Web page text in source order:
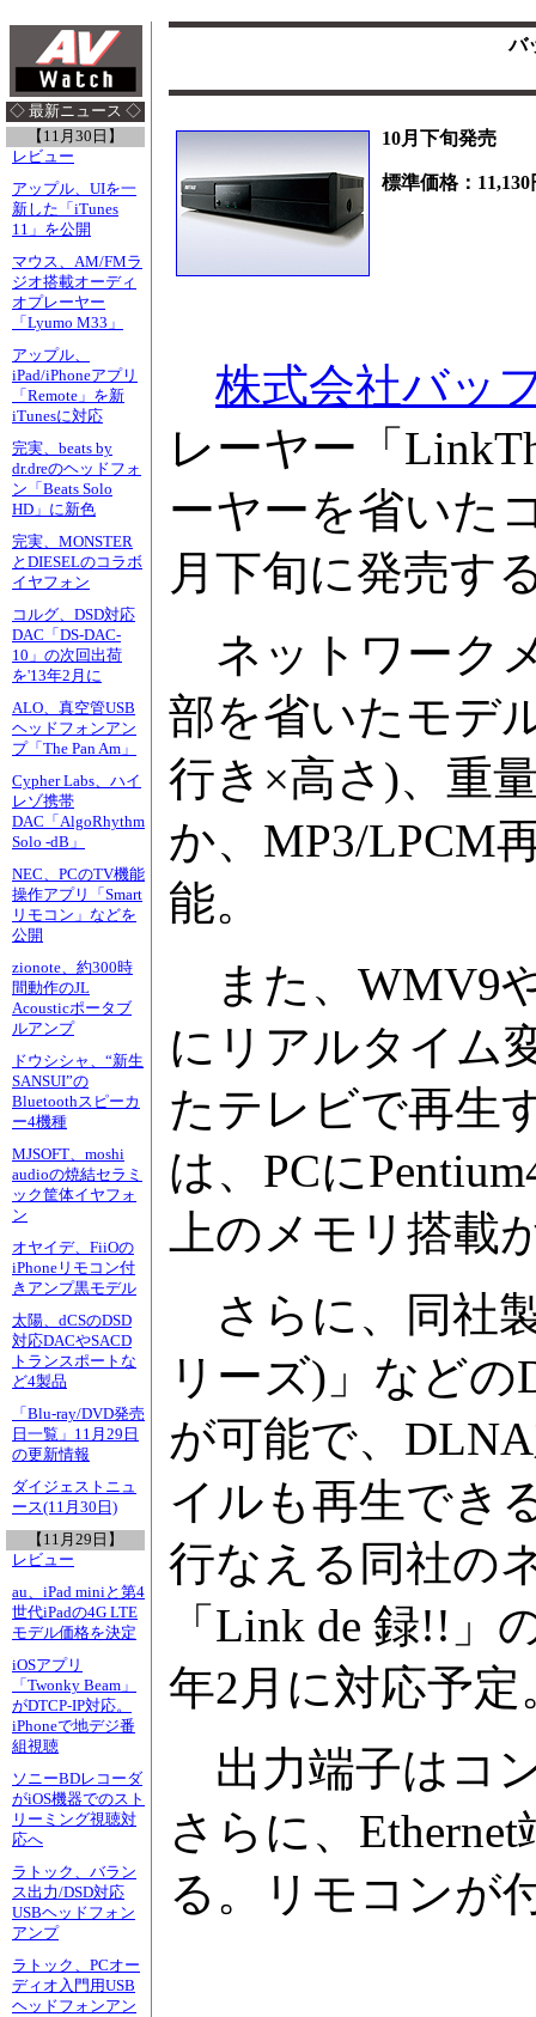
◇ 最新ニュース ◇
【11月30日】
レビュー
アップル、UIを一
新した「iTunes
11」を公開
マウス、AM/FMラ
ジオ搭載オーディ
オプレーヤー
「Lyumo M33」
アップル、
iPad/iPhoneアプリ
「Remote」を新
iTunesに対応
完実、beats by
dr.dreのヘッドフォ
ン「Beats Solo
HD」に新色
完実、MONSTER
とDIESELのコラボ
イヤフォン
コルグ、DSD対応
DAC「DS-DAC-
10」の次回出荷
を'13年2月に
ALO、真空管USB
ヘッドフォンアン
プ「The Pan Am」
Cypher Labs、ハイ
レゾ携帯
DAC「AlgoRhythm
Solo -dB」
NEC、PCのTV機能
操作アプリ「Smart
リモコン」などを
公開
zionote、約300時
間動作のJL
Acousticポータブ
ルアンプ
ドウシシャ、“新生
SANSUI”の
Bluetoothスピーカ
ー4機種
MJSOFT、moshi
audioの焼結セラミ
ック筐体イヤフォ
ン
オヤイデ、FiiOの
iPhoneリモコン付
きアンプ黒モデル
太陽、dCSのDSD
対応DACやSACD
トランスポートな
ど4製品
「Blu-ray/DVD発売
日一覧」11月29日
の更新情報
ダイジェストニュ
ース(11月30日)
【11月29日】
レビュー
au、iPad miniと第4
世代iPadの4G LTE
モデル価格を決定
iOSアプリ
「Twonky Beam」
がDTCP-IP対応。
iPhoneで地デジ番
組視聴
ソニーBDレコーダ
がiOS機器でのスト
リーミング視聴対
応へ
ラトック、バラン
ス出力/DSD対応
USBヘッドフォン
アンプ
ラトック、PCオー
ディオ入門用USB
ヘッドフォンアン
バ
10月下旬発売
標準価格：11,130
株式会社バッ
レーヤー「
ーヤーを省いた
月下旬に発売す
ネットワーク
部を省いたモデ
行き×高さ)、重
か、MP3/LPCM
能。
また、WMV9
にリアルタイム
たテレビで再生
は、PCに
上のメモリ搭載
さらに、同社
リーズ)」など
が可能で、
イルも再生でき
行なえる同社の
「Link de 録!!」
年2月に対応予定
出力端子はコ
さらに、
る。リモコンが